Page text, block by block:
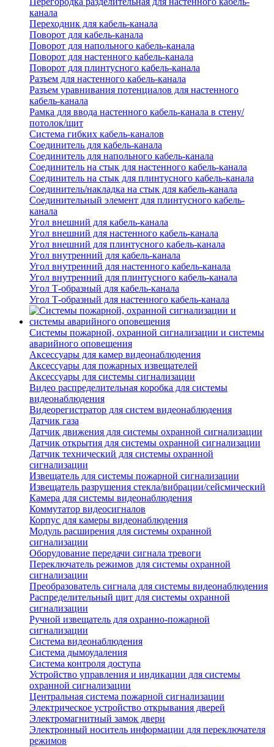
канала
Переходник для кабель-канала
Поворот для кабель-канала
Поворот для напольного кабель-канала
Поворот для настенного кабель-канала
Поворот для плинтусного кабель-канала
Разъем для настенного кабель-канала
Разъем уравнивания потенциалов для настенного
кабель-канала
Рамка для ввода настенного кабель-канала в стену/
потолок/щит
Система гибких кабель-каналов
Соединитель для кабель-канала
Соединитель для напольного кабель-канала
Соединитель на стык для настенного кабель-канала
Соединитель на стык для плинтусного кабель-канала
Соединитель/накладка на стык для кабель-канала
Соединительный элемент для плинтусного кабель-
канала
Угол внешний для кабель-канала
Угол внешний для настенного кабель-канала
Угол внешний для плинтусного кабель-канала
Угол внутренний для кабель-канала
Угол внутренний для настенного кабель-канала
Угол внутренний для плинтусного кабель-канала
Угол Т-образный для кабель-канала
Угол Т-образный для настенного кабель-канала
Системы пожарной, охранной сигнализации и системы
аварийного оповещения
Аксессуары для камер видеонаблюдения
Аксессуары для пожарных извещателей
Аксессуары для системы сигнализации
Видео распределительная коробка для системы
видеонаблюдения
Видеорегистратор для систем видеонаблюдения
Датчик газа
Датчик движения для системы охранной сигнализации
Датчик открытия для системы охранной сигнализации
Датчик технический для системы охранной
сигнализации
Извещатель для системы пожарной сигнализации
Извещатель разрушения стекла/вибрации/сейсмический
Камера для системы видеонаблюдения
Коммутатор видеосигналов
Корпус для камеры видеонаблюдения
Модуль расширения для системы охранной
сигнализации
Оборудование передачи сигнала тревоги
Переключатель режимов для системы охранной
сигнализации
Преобразователь сигнала для системы видеонаблюдения
Распределительный щит для системы охранной
сигнализации
Ручной извещатель для охранно-пожарной
сигнализации
Система видеонаблюдения
Система дымоудаления
Система контроля доступа
Устройство управления и индикации для системы
охранной сигнализации
Центральная система пожарной сигнализации
Электрическое устройство открывания дверей
Электромагнитный замок двери
Электронный носитель информации для переключателя
режимов